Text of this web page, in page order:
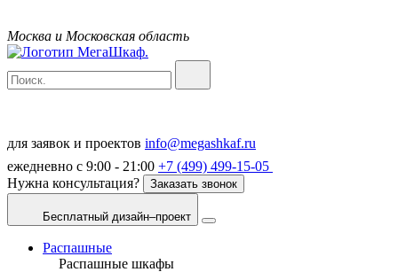
Москва и Московская область
для заявок и проектов info@megashkaf.ru
ежедневно с 9:00 - 21:00 +7 (499) 499-15-05
Нужна консультация?
Заказать звонок
Бесплатный дизайн–проект
Распашные
Распашные шкафы